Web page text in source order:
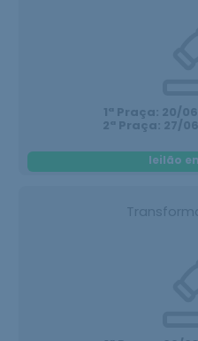
1ª Praça: 20/
2ª Praça: 27/
leilão